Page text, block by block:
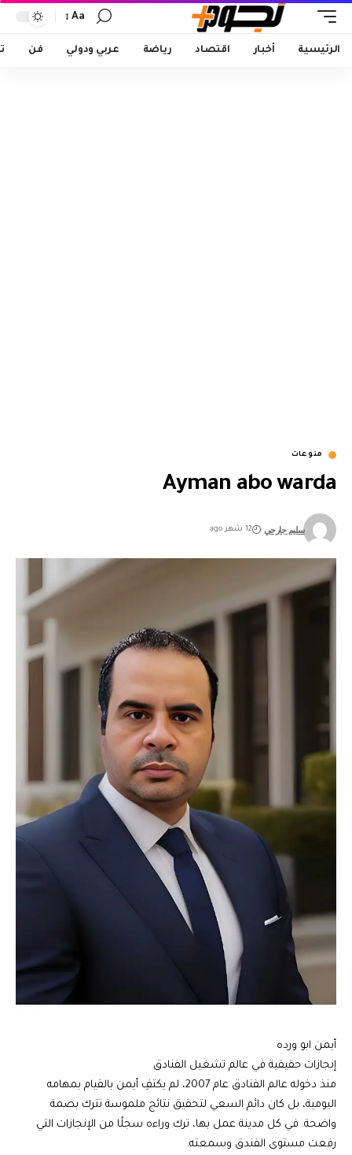
Resizer
Aa
الرئيسية أخبار اقتصاد رياضة عربي ودولي فن
منوعات
Ayman abo warda
سليم جارحي 12 شهر ago
أيمن ابو ورده
إنجازات حقيقية في عالم تشغيل الفنادق
منذ دخوله عالم الفنادق عام 2007، لم يكتفِ أيمن بالقيام بمهامه
اليومية، بل كان دائم السعي لتحقيق نتائج ملموسة تترك بصمة
واضحة. في كل مدينة عمل بها، ترك وراءه سجلًا من الإنجازات التي
رفعت مستوى الفندق وسمعته.